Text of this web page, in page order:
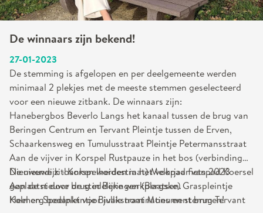
De winnaars zijn bekend!
27-01-2023
De stemming is afgelopen en per deelgemeente werden
minimaal 2 plekjes met de meeste stemmen geselecteerd
voor een nieuwe zitbank. De winnaars zijn:
Hanebergbos Beverlo Langs het kanaal tussen de brug van
Beringen Centrum en Tervant Pleintje tussen de Erven,
Schaarkensweg en Tumulusstraat Pleintje Petermansstraat
Aan de vijver in Korspel Rustpauze in het bos (verbinding
Nieuwendijk - Korspelheidestraat) Melkpad fietspad Koersel
Aan de nieuwe brug in Beringen (Bergske) Graspleintje
Kolmen Speelpleintje Bivakstraat Monument brug Tervant
De nieuwe zitbanken worden in het voorjaar van 2023
geplaatst door de stedelijke werkplaatsen.
Heel erg bedankt voor jullie nominaties en stemmen!